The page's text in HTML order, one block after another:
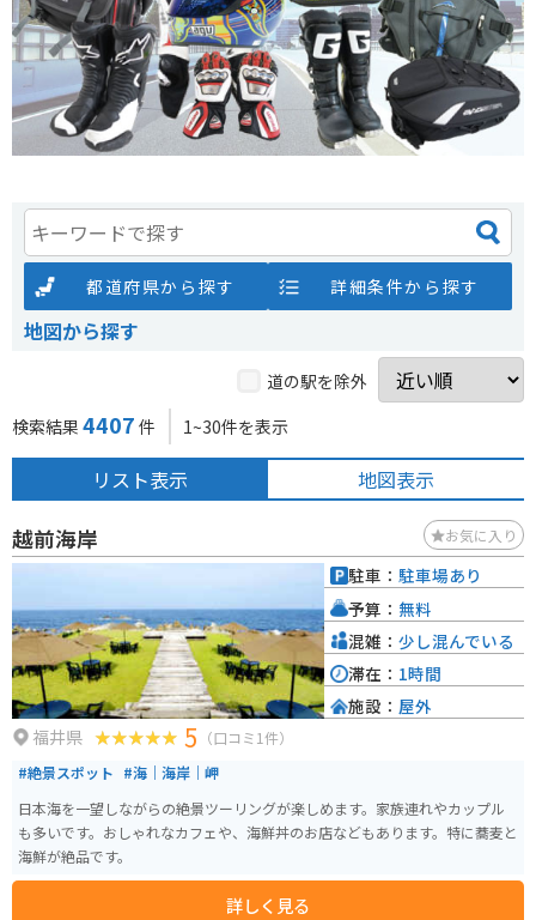
都道府県から探す 詳細条件から探す
地図から探す
道の駅を除外
検索結果 4407 件 1~30件を表示
リスト表示 地図表示
越前海岸 お気に入り
福井県 5 （口コミ1件）
#絶景スポット #海｜海岸｜岬
日本海を一望しながらの絶景ツーリングが楽しめます。家族連れやカップル
も多いです。おしゃれなカフェや、海鮮丼のお店などもあります。特に蕎麦と
海鮮が絶品です。
詳しく見る
駐車： 駐車場あり
予算： 無料
混雑： 少し混んでいる
滞在： 1時間
施設： 屋外